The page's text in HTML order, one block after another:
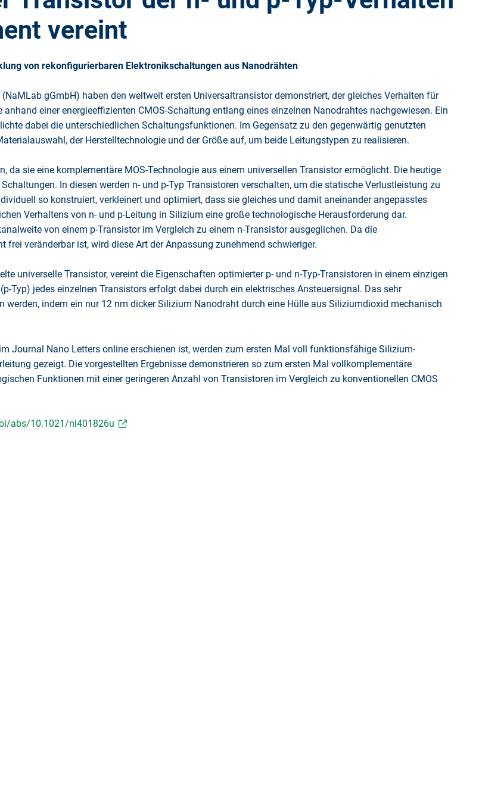
vereint
von rekonfigurierbaren Elektronikschaltungen aus Nanodrähten
gGmbH) haben den weltweit ersten Universaltransistor demonstriert, der gleiches Verhalten für
einer energieeffizienten CMOS-Schaltung entlang eines einzelnen Nanodrahtes nachgewiesen. Ein
dabei die unterschiedlichen Schaltungsfunktionen. Im Gegensatz zu den gegenwärtig genutzten
der Herstelltechnologie und der Größe auf, um beide Leitungstypen zu realisieren.
da sie eine komplementäre MOS-Technologie aus einem universellen Transistor ermöglicht. Die heutige
In diesen werden n- und p-Typ Transistoren verschalten, um die statische Verlustleistung zu
so konstruiert, verkleinert und optimiert, dass sie gleiches und damit aneinander angepasstes
Verhaltens von n- und p-Leitung in Silizium eine große technologische Herausforderung dar.
von einem p-Transistor im Vergleich zu einem n-Transistor ausgeglichen. Da die
veränderbar ist, wird diese Art der Anpassung zunehmend schwieriger.
universelle Transistor, vereint die Eigenschaften optimierter p- und n-Typ-Transistoren in einem einzigen
Typ) jedes einzelnen Transistors erfolgt dabei durch ein elektrisches Ansteuersignal. Das sehr
indem ein nur 12 nm dicker Silizium Nanodraht durch eine Hülle aus Siliziumdioxid mechanisch
Journal Nano Letters online erschienen ist, werden zum ersten Mal voll funktionsfähige Silizium-
gezeigt. Die vorgestellten Ergebnisse demonstrieren so zum ersten Mal vollkomplementäre
Funktionen mit einer geringeren Anzahl von Transistoren im Vergleich zu konventionellen CMOS
abs/10.1021/nl401826u